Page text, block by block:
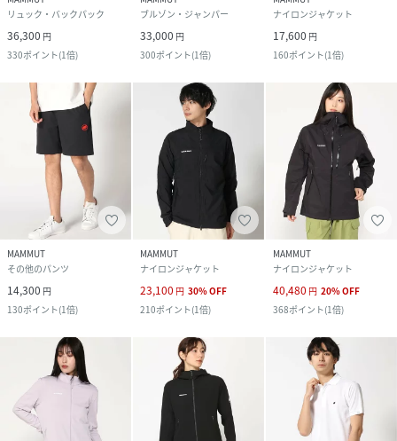
リュック・バックパック
36,300 円
330ポイント(1倍)
ブルゾン・ジャンパー
33,000 円
300ポイント(1倍)
ナイロンジャケット
17,600 円
160ポイント(1倍)
MAMMUT
その他のパンツ
14,300 円
130ポイント(1倍)
MAMMUT
ナイロンジャケット
23,100 円 30%OFF
210ポイント(1倍)
MAMMUT
ナイロンジャケット
40,480 円 20%OFF
368ポイント(1倍)